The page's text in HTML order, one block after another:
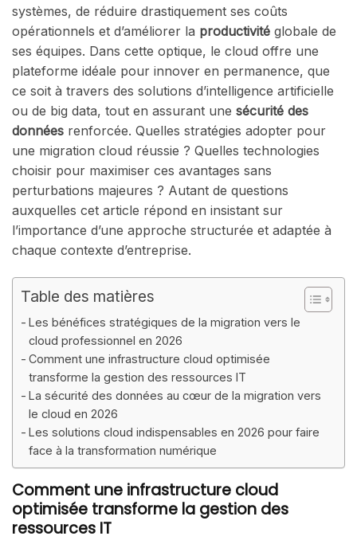
systèmes, de réduire drastiquement ses coûts
opérationnels et d’améliorer la productivité globale de
ses équipes. Dans cette optique, le cloud offre une
plateforme idéale pour innover en permanence, que
ce soit à travers des solutions d’intelligence artificielle
ou de big data, tout en assurant une sécurité des
données renforcée. Quelles stratégies adopter pour
une migration cloud réussie ? Quelles technologies
choisir pour maximiser ces avantages sans
perturbations majeures ? Autant de questions
auxquelles cet article répond en insistant sur
l’importance d’une approche structurée et adaptée à
chaque contexte d’entreprise.
Table des matières
Les bénéfices stratégiques de la migration vers le
cloud professionnel en 2026
Comment une infrastructure cloud optimisée
transforme la gestion des ressources IT
La sécurité des données au cœur de la migration vers
le cloud en 2026
Les solutions cloud indispensables en 2026 pour faire
face à la transformation numérique
Comment une infrastructure cloud
optimisée transforme la gestion des
ressources IT